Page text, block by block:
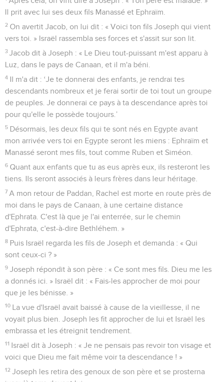
Il prit avec lui ses deux fils Manassé et Ephraïm.
2 On avertit Jacob, on lui dit : « Voici ton fils Joseph qui vient
vers toi. » Israël rassembla ses forces et s'assit sur son lit.
3 Jacob dit à Joseph : « Le Dieu tout-puissant m'est apparu à
Luz, dans le pays de Canaan, et il m'a béni.
4 Il m'a dit : ‘Je te donnerai des enfants, je rendrai tes
descendants nombreux et je ferai sortir de toi tout un groupe
de peuples. Je donnerai ce pays à ta descendance après toi
pour qu'elle le possède toujours.’
5 Désormais, les deux fils qui te sont nés en Egypte avant
mon arrivée vers toi en Egypte seront les miens : Ephraïm et
Manassé seront mes fils, tout comme Ruben et Siméon.
6 Quant aux enfants que tu as eus après eux, ils resteront les
tiens. Ils seront associés à leurs frères dans leur héritage.
7 A mon retour de Paddan, Rachel est morte en route près de
moi dans le pays de Canaan, à une certaine distance
d'Ephrata. C'est là que je l'ai enterrée, sur le chemin
d'Ephrata, c'est-à-dire Bethléhem. »
8 Puis Israël regarda les fils de Joseph et demanda : « Qui
sont ceux-ci ? »
9 Joseph répondit à son père : « Ce sont mes fils. Dieu me les
a donnés ici. » Israël dit : « Fais-les approcher de moi pour
que je les bénisse. »
10 La vue d'Israël avait baissé à cause de la vieillesse, il ne
voyait plus bien. Joseph les fit approcher de lui et Israël les
embrassa et les étreignit tendrement.
11 Israël dit à Joseph : « Je ne pensais pas revoir ton visage et
voici que Dieu me fait même voir ta descendance ! »
12 Joseph les retira des genoux de son père et se prosterna